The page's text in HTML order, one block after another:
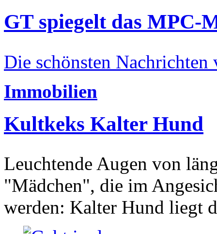
GT spiegelt das MPC-
Die schönsten Nachrichten
Immobilien
Kultkeks Kalter Hund
Leuchtende Augen von
"Mädchen", die im
werden: Kalter Hund liegt